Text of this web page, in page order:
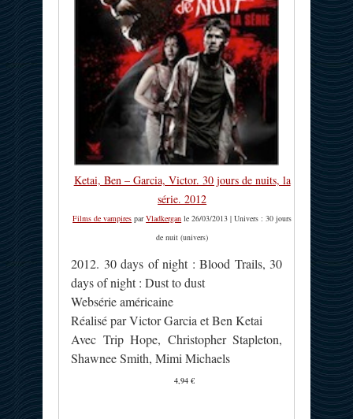
Ketai, Ben – Garcia, Victor. 30 jours de nuits, la
série. 2012
Films de vampires parVladkergan le 26/03/2013 | Univers : 30 jours
de nuit (univers)
2012. 30 days of night : Blood Trails, 30
days of night : Dust to dust
Websérie américaine
Réalisé par Victor Garcia et Ben Ketai
Avec Trip Hope, Christopher Stapleton,
Shawnee Smith, Mimi Michaels
4,94 €